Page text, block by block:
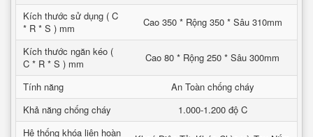
Kích thước sử dụng ( C
* R * S ) mm
Cao 350 * Rộng 350 * Sâu 310mm
Kích thước ngăn kéo (
C * R * S ) mm
Cao 80 * Rộng 250 * Sâu 300mm
Tính năng
An Toàn chống cháy
Khả năng chống cháy
1.000-1.200 độ C
Hệ thống khóa liên hoàn